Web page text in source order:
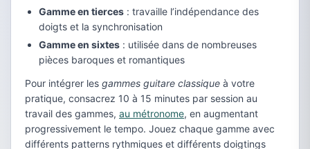
Gamme en tierces : travaille l’indépendance des
doigts et la synchronisation
Gamme en sixtes : utilisée dans de nombreuses
pièces baroques et romantiques
Pour intégrer les gammes guitare classique à votre
pratique, consacrez 10 à 15 minutes par session au
travail des gammes, au métronome, en augmentant
progressivement le tempo. Jouez chaque gamme avec
différents patterns rythmiques et différents doigtings